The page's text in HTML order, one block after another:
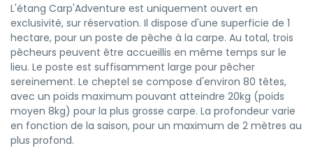
L'étang Carp'Adventure est uniquement ouvert en
exclusivité, sur réservation. Il dispose d'une superficie de 1
hectare, pour un poste de pêche à la carpe. Au total, trois
pêcheurs peuvent être accueillis en même temps sur le
lieu. Le poste est suffisamment large pour pêcher
sereinement. Le cheptel se compose d'environ 80 têtes,
avec un poids maximum pouvant atteindre 20kg (poids
moyen 8kg) pour la plus grosse carpe. La profondeur varie
en fonction de la saison, pour un maximum de 2 mètres au
plus profond.